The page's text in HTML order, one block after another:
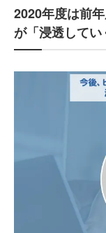
2020年度は前
が「浸透して